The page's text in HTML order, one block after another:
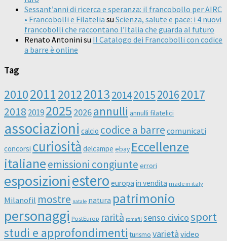
Sessant’anni di ricerca e speranza: il francobollo per AIRC
• Francobolli e Filatelia su Scienza, salute e pace: i 4 nuovi
francobolli che raccontano l’Italia che guarda al futuro
Renato Antonini su Il Catalogo dei Francobolli con codice
a barre è online
Tag
20102011201220132014201520162017
2018 20192025 2026annulli annulli filatelici
associazioni calcio codice a barre comunicati
concorsi curiosità delcampe ebay Eccellenze
italianeemissioni congiunte errori
esposizioniestero europa in vendita made in italy
Milanofil mostre natale natura patrimonio
personaggi PostEurop rarità romafil senso civicosport
studi e approfondimenti turismo varietà video